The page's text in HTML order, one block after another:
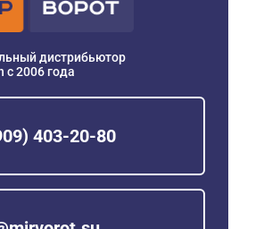
дистрибьютор
с 2006 года
403-20-80